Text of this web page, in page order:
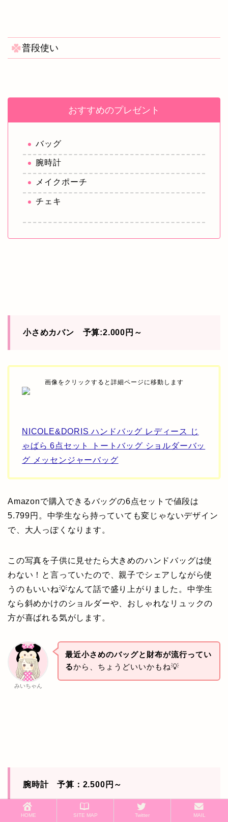
普段使い
おすすめのプレゼント
バッグ
腕時計
メイクポーチ
チェキ
小さめカバン 予算:2.000円～
画像をクリックすると詳細ページに移動します
NICOLE&DORIS ハンドバッグ レディース じ
ゃばら 6点セット トートバッグ ショルダーバッ
グ メッセンジャーバッグ
Amazonで購入できるバッグの6点セットで値段は
5.799円。中学生なら持っていても変じゃないデザイン
で、大人っぽくなります。
この写真を子供に見せたら大きめのハンドバッグは使
わない！と言っていたので、親子でシェアしながら使
うのもいいね💡なんて話で盛り上がりました。中学生
なら斜めかけのショルダーや、おしゃれなリュックの
方が喜ばれる気がします。
みいちゃん
最近小さめのバッグと財布が流行ってい
るから、ちょうどいいかもね💡
腕時計 予算：2.500円～
HOME SITE MAP Twitter MAIL